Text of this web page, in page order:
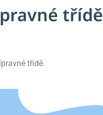
třídě
třídě.